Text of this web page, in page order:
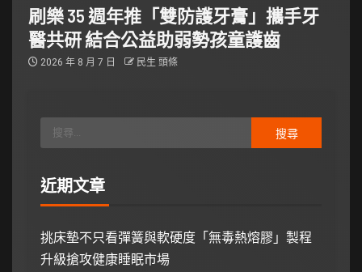
刷樂 35 週年推「雙防護牙膏」攜手牙
醫共研 結合公益助弱勢孩童護齒
2026 年 8 月 7 日 民生 頭條
近期文章
挑床墊不只看彈簧與軟硬度「無毒熱熔膠」製程
升級搶攻健康睡眠市場